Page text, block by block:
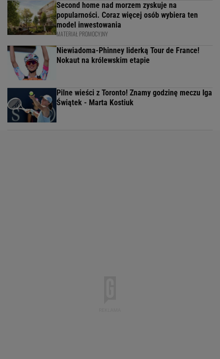
Second home nad morzem zyskuje na
popularności. Coraz więcej osób wybiera ten
model inwestowania
MATERIAŁ PROMOCYJNY
Niewiadoma-Phinney liderką Tour de France!
Nokaut na królewskim etapie
Pilne wieści z Toronto! Znamy godzinę meczu Iga
Świątek - Marta Kostiuk